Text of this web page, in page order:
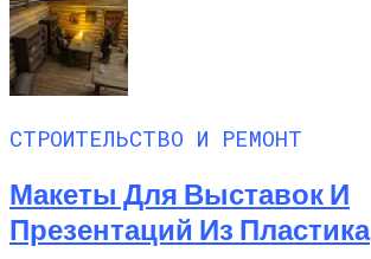
СТРОИТЕЛЬСТВО И РЕМОНТ
Макеты Для Выставок И
Презентаций Из Пластика